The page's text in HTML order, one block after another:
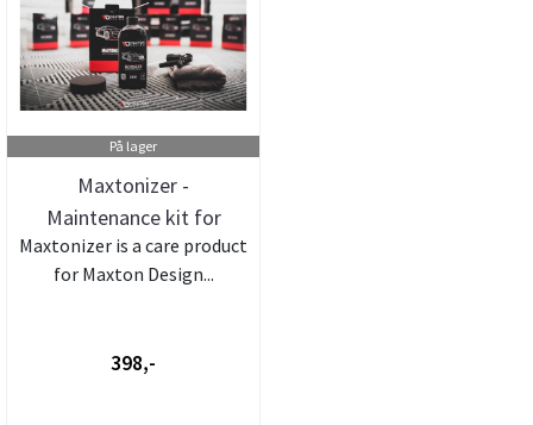
På lager
Maxtonizer -
Maintenance kit for
Maxton Design
Maxtonizer is a care product
for Maxton Design...
398,-